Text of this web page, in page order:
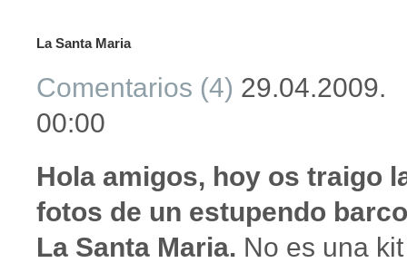
La Santa Maria
Comentarios (4) 29.04.2009.
00:00
Hola amigos, hoy os traigo
fotos de un estupendo
La Santa Maria. No es una kit